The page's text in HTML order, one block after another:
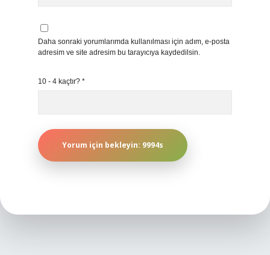
Daha sonraki yorumlarımda kullanılması için adım, e-posta
adresim ve site adresim bu tarayıcıya kaydedilsin.
10 - 4 kaçtır? *